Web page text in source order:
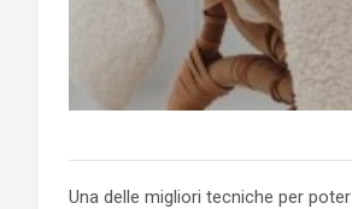
Una delle migliori tecniche per poter